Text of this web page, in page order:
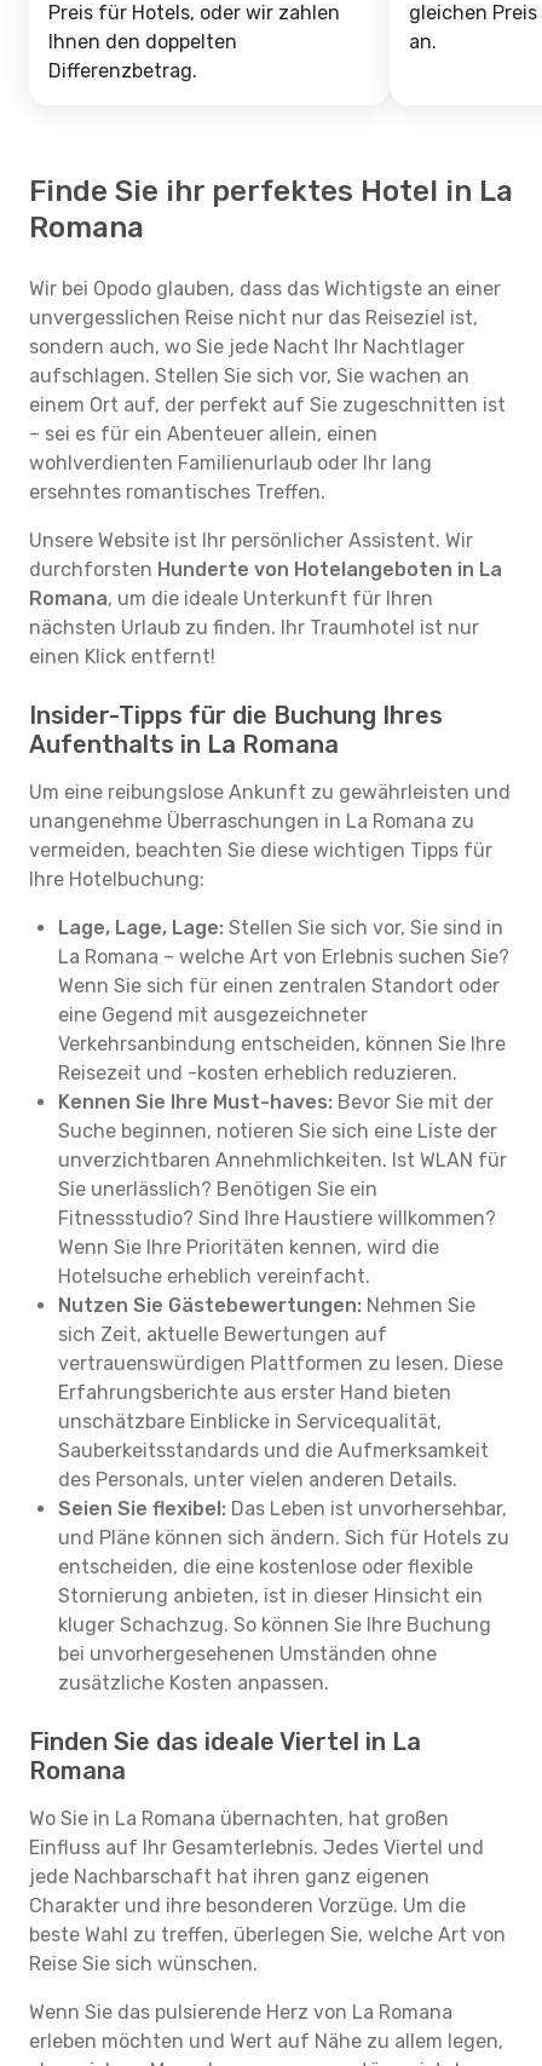
Preis für Hotels, oder wir zahlen
Ihnen den doppelten
Differenzbetrag.
gleichen
an.
Finde Sie ihr perfektes Hotel in La
Romana
Wir bei Opodo glauben, dass das Wichtigste an einer
unvergesslichen Reise nicht nur das Reiseziel ist,
sondern auch, wo Sie jede Nacht Ihr Nachtlager
aufschlagen. Stellen Sie sich vor, Sie wachen an
einem Ort auf, der perfekt auf Sie zugeschnitten ist
– sei es für ein Abenteuer allein, einen
wohlverdienten Familienurlaub oder Ihr lang
ersehntes romantisches Treffen.
Unsere Website ist Ihr persönlicher Assistent. Wir
durchforsten Hunderte von Hotelangeboten in La
Romana, um die ideale Unterkunft für Ihren
nächsten Urlaub zu finden. Ihr Traumhotel ist nur
einen Klick entfernt!
Insider-Tipps für die Buchung Ihres
Aufenthalts in La Romana
Um eine reibungslose Ankunft zu gewährleisten und
unangenehme Überraschungen in La Romana zu
vermeiden, beachten Sie diese wichtigen Tipps für
Ihre Hotelbuchung:
Lage, Lage, Lage: Stellen Sie sich vor, Sie sind in
La Romana – welche Art von Erlebnis suchen Sie?
Wenn Sie sich für einen zentralen Standort oder
eine Gegend mit ausgezeichneter
Verkehrsanbindung entscheiden, können Sie Ihre
Reisezeit und -kosten erheblich reduzieren.
Kennen Sie Ihre Must-haves: Bevor Sie mit der
Suche beginnen, notieren Sie sich eine Liste der
unverzichtbaren Annehmlichkeiten. Ist WLAN für
Sie unerlässlich? Benötigen Sie ein
Fitnessstudio? Sind Ihre Haustiere willkommen?
Wenn Sie Ihre Prioritäten kennen, wird die
Hotelsuche erheblich vereinfacht.
Nutzen Sie Gästebewertungen: Nehmen Sie
sich Zeit, aktuelle Bewertungen auf
vertrauenswürdigen Plattformen zu lesen. Diese
Erfahrungsberichte aus erster Hand bieten
unschätzbare Einblicke in Servicequalität,
Sauberkeitsstandards und die Aufmerksamkeit
des Personals, unter vielen anderen Details.
Seien Sie flexibel: Das Leben ist unvorhersehbar,
und Pläne können sich ändern. Sich für Hotels zu
entscheiden, die eine kostenlose oder flexible
Stornierung anbieten, ist in dieser Hinsicht ein
kluger Schachzug. So können Sie Ihre Buchung
bei unvorhergesehenen Umständen ohne
zusätzliche Kosten anpassen.
Finden Sie das ideale Viertel in La
Romana
Wo Sie in La Romana übernachten, hat großen
Einfluss auf Ihr Gesamterlebnis. Jedes Viertel und
jede Nachbarschaft hat ihren ganz eigenen
Charakter und ihre besonderen Vorzüge. Um die
beste Wahl zu treffen, überlegen Sie, welche Art von
Reise Sie sich wünschen.
Wenn Sie das pulsierende Herz von La Romana
erleben möchten und Wert auf Nähe zu allem legen,